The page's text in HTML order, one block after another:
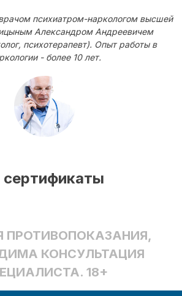
врачом психиатром-наркологом высшей
Александром Андреевичем
психотерапевт). Опыт работы в
- более 10 лет.
сертификаты
ПРОТИВОПОКАЗАНИЯ,
КОНСУЛЬТАЦИЯ
18+